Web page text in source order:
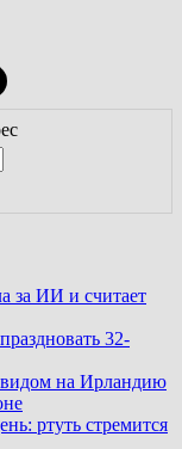
за ИИ и считает
32-
на Ирландию
ртуть стремится